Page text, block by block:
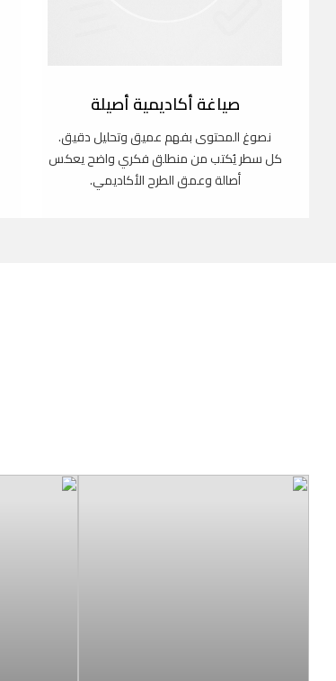
صياغة أكاديمية أصيلة
نصوغ المحتوى بفهم عميق وتحليل دقيق.
كل سطر يُكتب من منطلق فكري واضح يعكس
أصالة وعمق الطرح الأكاديمي.